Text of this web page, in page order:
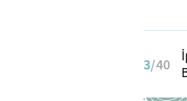
3/40